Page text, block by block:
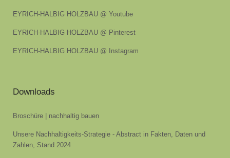
EYRICH-HALBIG HOLZBAU @ Youtube
EYRICH-HALBIG HOLZBAU @ Pinterest
EYRICH-HALBIG HOLZBAU @ Instagram
Downloads
Broschüre | nachhaltig bauen
Unsere Nachhaltigkeits-Strategie - Abstract in Fakten, Daten und
Zahlen, Stand 2024